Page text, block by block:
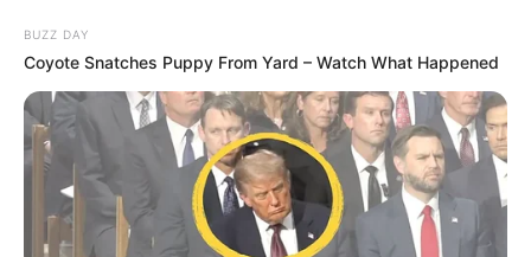
BUZZ DAY
Coyote Snatches Puppy From Yard – Watch What Happened